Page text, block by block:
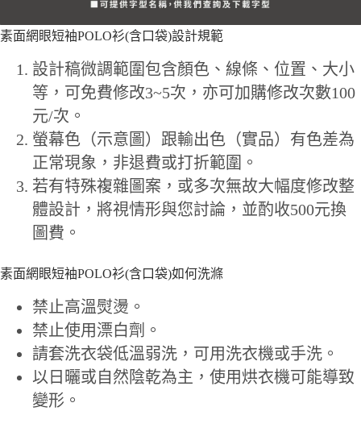
素面網眼短袖POLO衫(含口袋)設計規範
設計稿微調範圍包含顏色、線條、位置、大小
等，可免費修改3~5次，亦可加購修改次數100
元/次。
螢幕色（示意圖）跟輸出色（實品）有色差為
正常現象，非退費或打折範圍。
若有特殊複雜圖案，或多次無故大幅度修改整
體設計，將視情形與您討論，並酌收500元換
圖費。
素面網眼短袖POLO衫(含口袋)如何洗滌
禁止高溫熨燙。
禁止使用漂白劑。
請套洗衣袋低溫弱洗，可用洗衣機或手洗。
以日曬或自然陰乾為主，使用烘衣機可能導致
變形。